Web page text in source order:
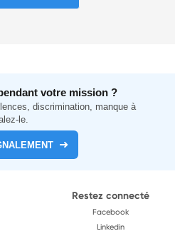
votre mission ?
discrimination, manque à
le.
Restez connecté
Facebook
Linkedin